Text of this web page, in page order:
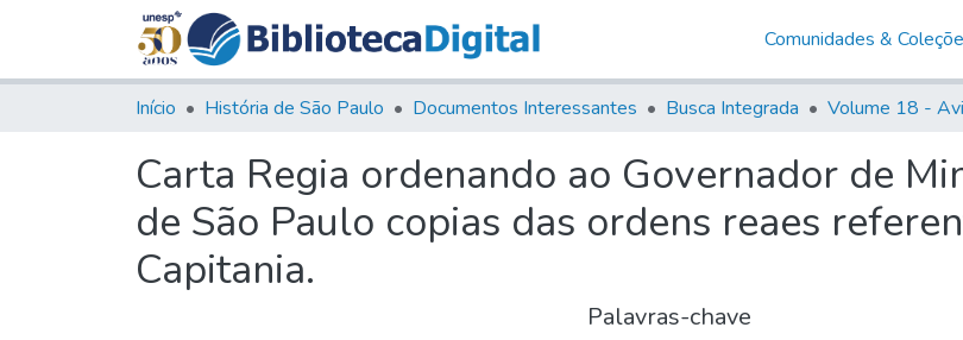
Comunidades &
Início História de São Paulo Documentos Interessantes Busca Integrada
Carta Regia ordenando ao Governador de
de São Paulo copias das ordens reaes
Capitania.
Palavras-chave